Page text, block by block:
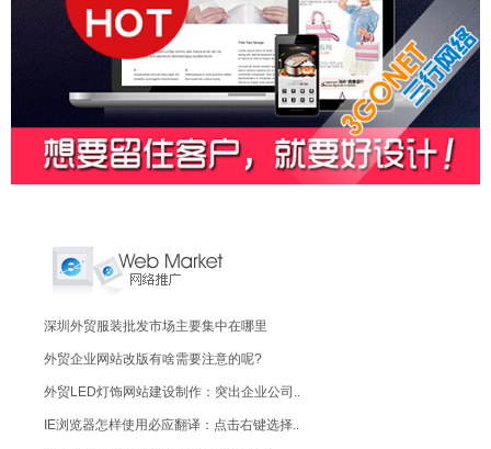
深圳外贸服装批发市场主要集中在哪里
外贸企业网站改版有啥需要注意的呢?
外贸LED灯饰网站建设制作：突出企业公司..
IE浏览器怎样使用必应翻译：点击右键选择..